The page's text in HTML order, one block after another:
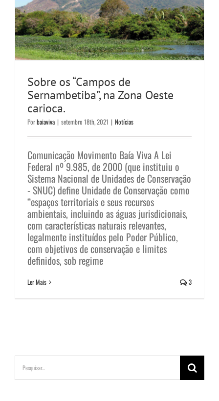
Sobre os “Campos de
Sernambetiba”, na Zona Oeste
carioca.
Porbaiaviva | setembro 18th, 2021 | Notícias
Comunicação Movimento Baía Viva A Lei
Federal nº 9.985, de 2000 (que instituiu o
Sistema Nacional de Unidades de Conservação
- SNUC) define Unidade de Conservação como
“espaços territoriais e seus recursos
ambientais, incluindo as águas jurisdicionais,
com características naturais relevantes,
legalmente instituídos pelo Poder Público,
com objetivos de conservação e limites
definidos, sob regime
Ler Mais 3
Buscar
resultados
para: